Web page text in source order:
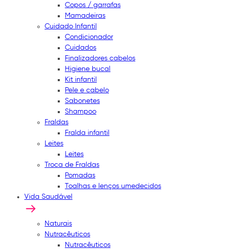
Copos / garrafas
Mamadeiras
Cuidado Infantil
Condicionador
Cuidados
Finalizadores cabelos
Higiene bucal
Kit infantil
Pele e cabelo
Sabonetes
Shampoo
Fraldas
Fralda infantil
Leites
Leites
Troca de Fraldas
Pomadas
Toalhas e lenços umedecidos
Vida Saudável
Naturais
Nutracêuticos
Nutracêuticos